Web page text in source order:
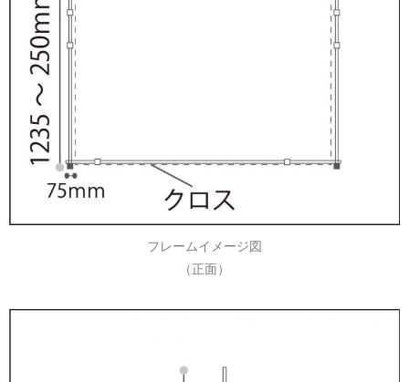
フレームイメージ図
（正面）